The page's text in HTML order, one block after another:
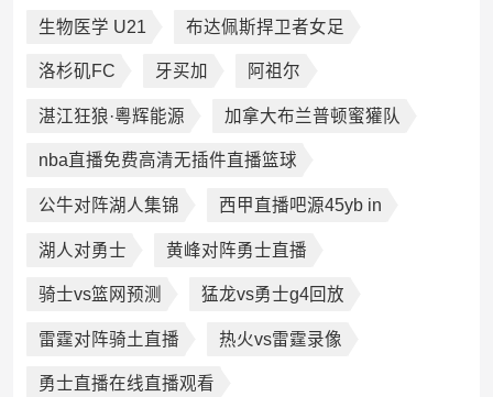
生物医学 U21 布达佩斯捍卫者女足
洛杉矶FC 牙买加 阿祖尔
湛江狂狼·粵辉能源 加拿大布兰普顿蜜獾队
nba直播免费高清无插件直播篮球
公牛对阵湖人集锦 西甲直播吧源45yb in
湖人对勇士 黄峰对阵勇士直播
骑士vs篮网预测 猛龙vs勇士g4回放
雷霆对阵骑土直播 热火vs雷霆录像
勇士直播在线直播观看